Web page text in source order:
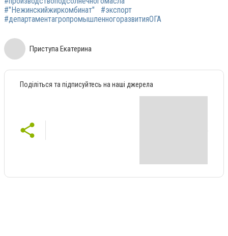
#"Нежинскийжиркомбинат"
#экспорт
#департаментагропромышленногоразвитияОГА
Приступа Екатерина
Поділіться та підписуйтесь на наші джерела